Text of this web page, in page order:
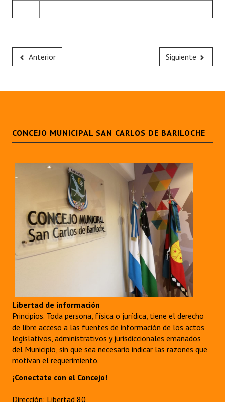
Anterior Siguiente
CONCEJO MUNICIPAL SAN CARLOS DE BARILOCHE
Libertad de información
Principios. Toda persona, física o jurídica, tiene el derecho
de libre acceso a las fuentes de información de los actos
legislativos, administrativos y jurisdiccionales emanados
del Municipio, sin que sea necesario indicar las razones que
motivan el requerimiento.
¡Conectate con el Concejo!
Dirección: Libertad 80